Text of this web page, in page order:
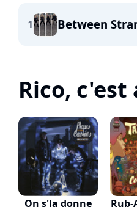
1 Between
Rico, c'est
On s'la donne Rub-